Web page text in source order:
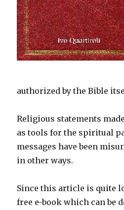
authorized by the Bible
Religious statements
as tools for the spiritual
messages have been
in other ways.
Since this article is quite
free e-book which can be